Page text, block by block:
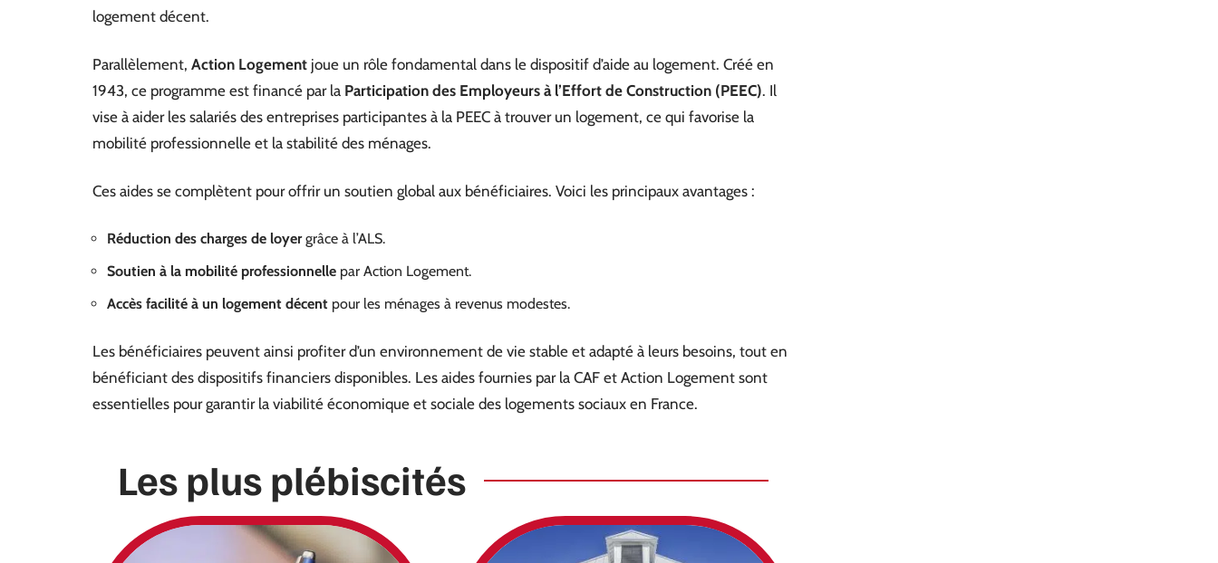
logement décent.
Parallèlement, Action Logement joue un rôle fondamental dans le dispositif d’aide au logement. Créé en
1943, ce programme est financé par la Participation des Employeurs à l’Effort de Construction (PEEC). Il
vise à aider les salariés des entreprises participantes à la PEEC à trouver un logement, ce qui favorise la
mobilité professionnelle et la stabilité des ménages.
Ces aides se complètent pour offrir un soutien global aux bénéficiaires. Voici les principaux avantages :
Réduction des charges de loyergrâce à l’ALS.
Soutien à la mobilité professionnelle par Action Logement.
Accès facilité à un logement décent pour les ménages à revenus modestes.
Les bénéficiaires peuvent ainsi profiter d’un environnement de vie stable et adapté à leurs besoins, tout en
bénéficiant des dispositifs financiers disponibles. Les aides fournies par la CAF et Action Logement sont
essentielles pour garantir la viabilité économique et sociale des logements sociaux en France.
Les plus plébiscités